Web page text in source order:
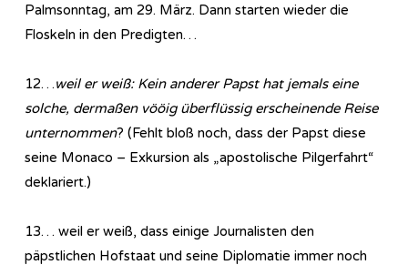
Palmsonntag, am 29. März. Dann starten wieder die
Floskeln in den Predigten…
12…weil er weiß: Kein anderer Papst hat jemals eine
solche, dermaßen vööig überflüssig erscheinende Reise
unternommen? (Fehlt bloß noch, dass der Papst diese
seine Monaco – Exkursion als „apostolische Pilgerfahrt“
deklariert.)
13… weil er weiß, dass einige Journalisten den
päpstlichen Hofstaat und seine Diplomatie immer noch